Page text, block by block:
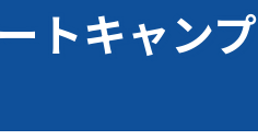
トキャンプ